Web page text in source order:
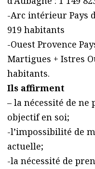
-Arc intérieur Pays
919 habitants
-Ouest Provence
Martigues + Istres
habitants.
Ils affirment
– la nécessité de
objectif en soi;
-l’impossibilité de
actuelle;
-la nécessité de